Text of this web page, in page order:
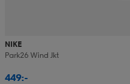
NIKE
Park26 Wind Jkt
449:-